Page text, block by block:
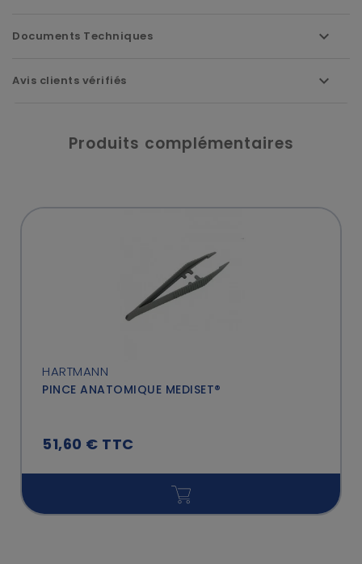
Documents Techniques
Avis clients vérifiés
Produits complémentaires
HARTMANN
PINCE ANATOMIQUE MEDISET®
51,60 € TTC